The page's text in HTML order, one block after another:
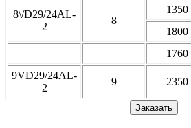
8\/D29/24AL-
2
8
1350
1800
1760
9VD29/24AL-
2
9 2350
Заказать